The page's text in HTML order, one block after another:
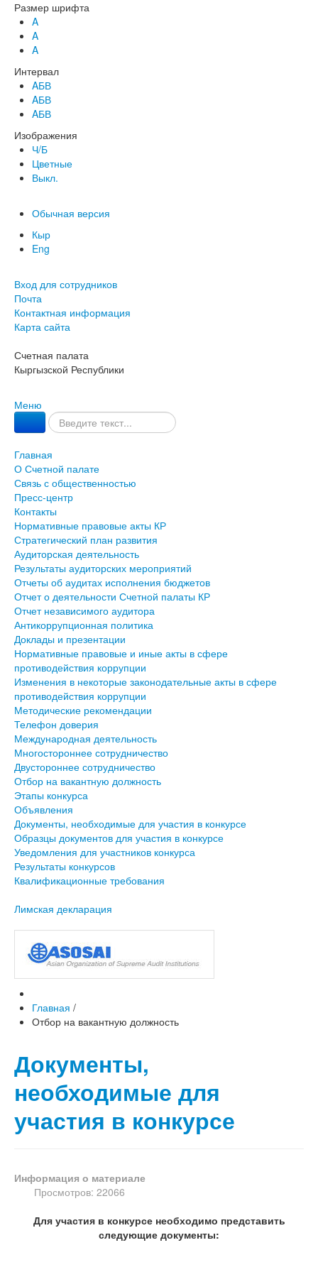
Размер шрифта
A
A
A
Интервал
AБВ
AБВ
AБВ
Изображения
Ч/Б
Цветные
Выкл.
Обычная версия
Кыр
Eng
Вход для сотрудников
Почта
Контактная информация
Карта сайта
Счетная палата
Кыргызской Республики
Меню
Главная
О Счетной палате
Связь с общественностью
Пресс-центр
Контакты
Нормативные правовые акты КР
Стратегический план развития
Аудиторская деятельность
Результаты аудиторских мероприятий
Отчеты об аудитах исполнения бюджетов
Отчет о деятельности Счетной палаты КР
Отчет независимого аудитора
Антикоррупционная политика
Доклады и презентации
Нормативные правовые и иные акты в сфере
противодействия коррупции
Изменения в некоторые законодательные акты в сфере
противодействия коррупции
Методические рекомендации
Телефон доверия
Международная деятельность
Многостороннее сотрудничество
Двустороннее сотрудничество
Отбор на вакантную должность
Этапы конкурса
Объявления
Документы, необходимые для участия в конкурсе
Образцы документов для участия в конкурсе
Уведомления для участников конкурса
Результаты конкурсов
Квалификационные требования
Лимская декларация
Главная /
Отбор на вакантную должность
Документы,
необходимые для
участия в конкурсе
Информация о материале
Просмотров: 22066
Для участия в конкурсе необходимо представить
следующие документы: